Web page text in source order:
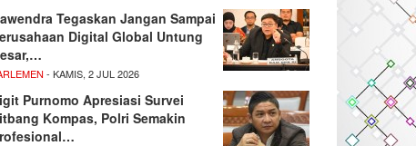
Tegaskan Jangan Sampai
Digital Global Untung
- KAMIS, 2 JUL 2026
Purnomo Apresiasi Survei
Kompas, Polri Semakin